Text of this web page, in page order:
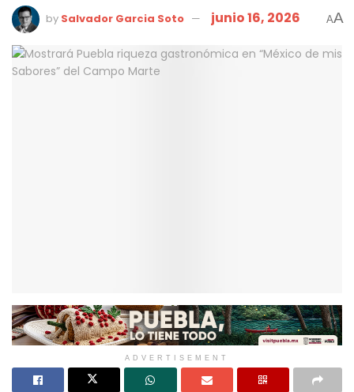
by Salvador Garcia Soto junio 16, 2026 AA
ADVERTISEMENT